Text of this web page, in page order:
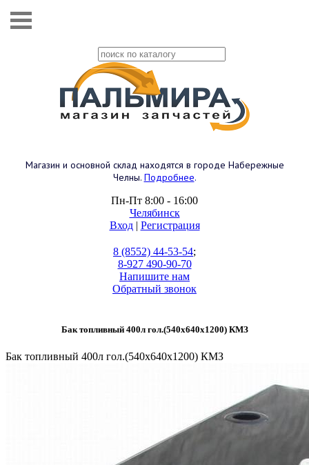
Магазин и основной склад находятся в городе Набережные
Челны. Подробнее.
Пн-Пт 8:00 - 16:00
Челябинск
Вход| Регистрация
8 (8552) 44-53-54;
8-927 490-90-70
Напишите нам
Обратный звонок
Бак топливный 400л гол.(540х640х1200) КМЗ
Бак топливный 400л гол.(540х640х1200) КМЗ